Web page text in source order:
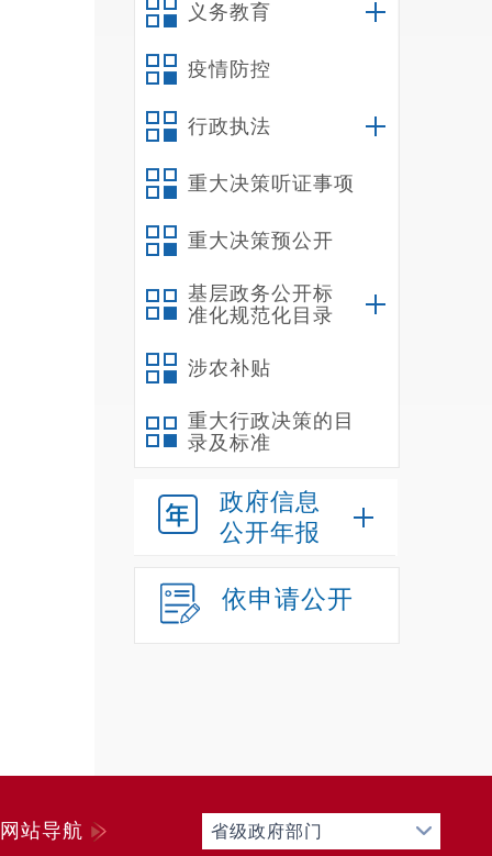
义务教育
疫情防控
行政执法
重大决策听证事项
重大决策预公开
基层政务公开标
准化规范化目录
涉农补贴
重大行政决策的目
录及标准
政府信息
公开年报
依申请公开
网站导航 省级政府部门